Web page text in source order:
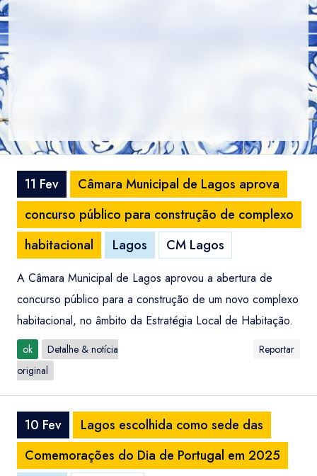
11 Fev
Câmara Municipal de Lagos aprova
concurso público para construção de complexo
habitacional
Lagos CM Lagos
A Câmara Municipal de Lagos aprovou a abertura de
concurso público para a construção de um novo complexo
habitacional, no âmbito da Estratégia Local de Habitação.
ok
Detalhe & notícia
original
Reportar
10 Fev
Lagos escolhida como sede das
Comemorações do Dia de Portugal em 2025